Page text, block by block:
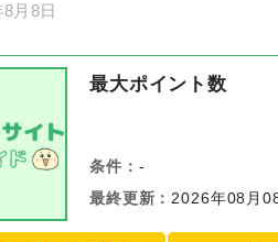
月8日
最大ポイント数
条件： -
最終更新 ： 2026年08月